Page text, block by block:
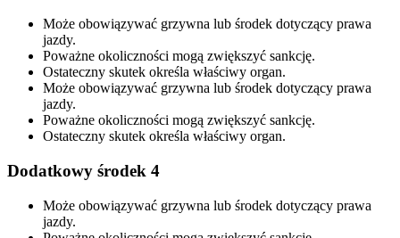
Może obowiązywać grzywna lub środek dotyczący prawa
jazdy.
Poważne okoliczności mogą zwiększyć sankcję.
Ostateczny skutek określa właściwy organ.
Może obowiązywać grzywna lub środek dotyczący prawa
jazdy.
Poważne okoliczności mogą zwiększyć sankcję.
Ostateczny skutek określa właściwy organ.
Dodatkowy środek 4
Może obowiązywać grzywna lub środek dotyczący prawa
jazdy.